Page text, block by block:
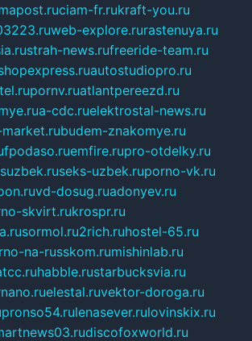
ciam-fr.rukraft-you.ru
web-explore.rurastenuya.ru
strah-news.rufreeride-team.ru
autostudiopro.ru
pornv.ruatlantpereezd.ru
a-cdc.ruelektrostal-news.ru
budem-znakomye.ru
fpodaso.ruemfire.rupro-otdelky.ru
seks-uzbek.ruporno-vk.ru
vd-dosug.ruadonyev.ru
skvirt.rukrospr.ru
sormol.ru2rich.ruhostel-65.ru
na-russkom.rumishinlab.ru
habble.rustarbucksvia.ru
elestal.ruvektor-doroga.ru
pronso54.rulenasever.rulovinskix.ru
discofoxworld.ru